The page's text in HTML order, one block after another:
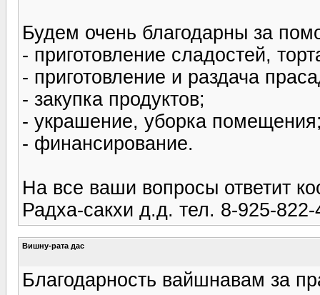
Будем очень благодарны за
- приготовление сладостей,
- приготовление и раздача
- закупка продуктов;
- украшение, уборка
- финансирование.
На все ваши вопросы ответит
Радха-сакхи д.д. тел. 8-925-
Вишну-рата дас
Благодарность вайшнавам за